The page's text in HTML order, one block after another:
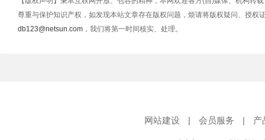
尊重与保护知识产权，如发现本站文章存在版权问题，烦请将版权疑问、授权
db123@netsun.com ，我们将第一时间核实、处理。
网站建设 | 会员服务 | 产